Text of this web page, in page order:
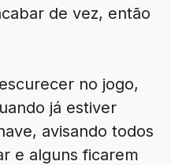
de vez, então
no jogo,
já estiver
avisando todos
e alguns ficarem